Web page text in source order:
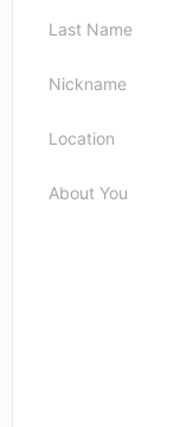
Last Name
Nickname
Location
About You